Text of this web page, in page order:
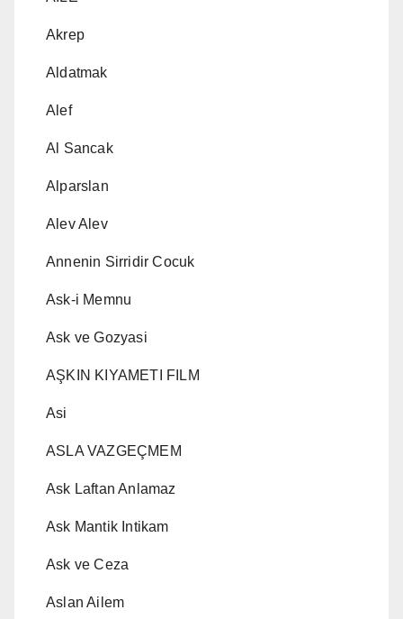
Akrep
Aldatmak
Alef
Al Sancak
Alparslan
Alev Alev
Annenin Sirridir Cocuk
Ask-i Memnu
Ask ve Gozyasi
AŞKIN KIYAMETI FILM
Asi
ASLA VAZGEÇMEM
Ask Laftan Anlamaz
Ask Mantik Intikam
Ask ve Ceza
Aslan Ailem